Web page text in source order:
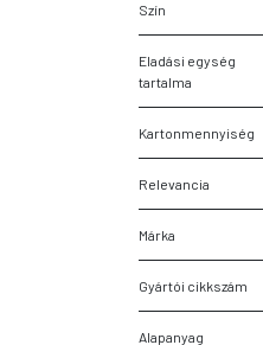
Szín
Eladási egység
tartalma
Kartonmennyiség
Relevancia
Márka
Gyártói cikkszám
Alapanyag